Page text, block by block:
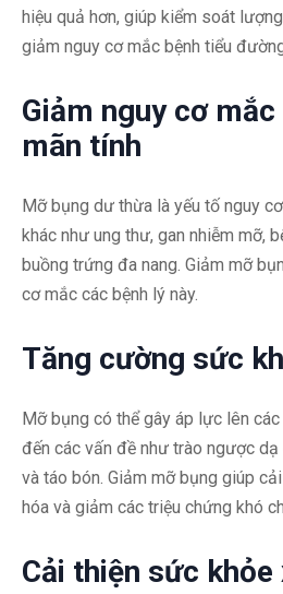
hiệu quả hơn, giúp kiểm soát
giảm nguy cơ mắc bệnh tiểu
Giảm nguy cơ
mãn tính
Mỡ bụng dư thừa là yếu tố nguy
khác như ung thư, gan nhiễm mỡ,
buồng trứng đa nang. Giảm mỡ
cơ mắc các bệnh lý này.
Tăng cường sức
Mỡ bụng có thể gây áp lực lên
đến các vấn đề như trào ngược
và táo bón. Giảm mỡ bụng giúp
hóa và giảm các triệu chứng khó
Cải thiện sức